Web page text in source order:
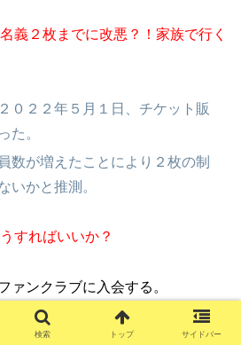
義２枚までに改悪？！家族で行く
０２２年５月１日、チケット販
た。
数が増えたことにより２枚の制
いかと推測。
すればいいか？
ンクラブに入会する。
のお友達にお願いして一緒に同
検索 トップ サイドバー